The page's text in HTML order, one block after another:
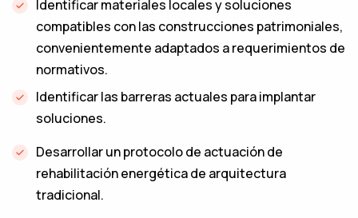
Identificar materiales locales y soluciones
compatibles con las construcciones patrimoniales,
convenientemente adaptados a requerimientos de
normativos.
‌Identificar las barreras actuales para implantar
soluciones.
Desarrollar un protocolo de actuación de
rehabilitación energética de arquitectura
tradicional.